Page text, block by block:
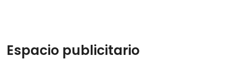
Espacio publicitario